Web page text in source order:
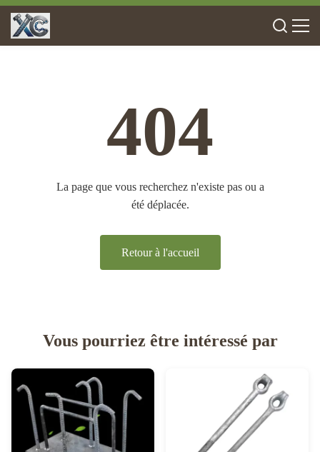
404
La page que vous recherchez n'existe pas ou a
été déplacée.
Retour à l'accueil
Vous pourriez être intéressé par